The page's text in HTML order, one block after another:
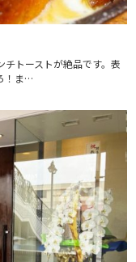
トーストが絶品です。表
！ま…